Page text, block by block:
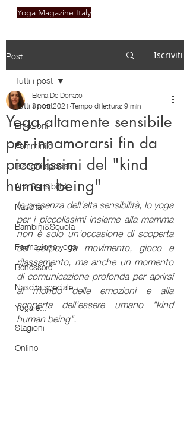
Yoga Magazine Italy
Post Iscriviti
Tutti i post
Emozioni
Femminile
Bisogni speciali
Alta Sensibilità
Nascita
Bambini&Scuola
Formazione yoga
Benessere
Nascita speciale
Yoga è...
Stagioni
Online
Tutti i post
Yoga altamente sensibile
per innamorarsi fin da
piccolissimi del "kind
human being"
Elena De Donato
31 ott 2021 Tempo di lettura: 9 min
In presenza dell'alta sensibilità, lo yoga
per i piccolissimi insieme alla mamma
non è solo un'occasione di scoperta
del corpo tra movimento, gioco e
rilassamento, ma anche un momento
di comunicazione profonda per aprirsi
al mondo delle emozioni e alla
scoperta dell'essere umano "kind
human being".